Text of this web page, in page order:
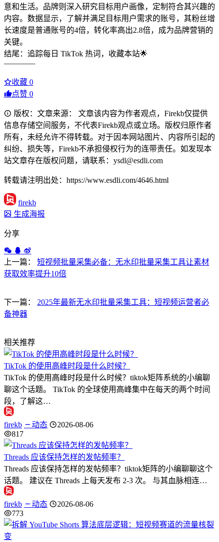
意和生活。品牌则深入研究目标用户画像，定制符合其兴趣的
内容。数据显示，了解并满足目标用户需求的账号，其粉丝增
长速度是普通账号的4倍，转化率高出2.8倍，成为品牌营销的
关键。
结尾：追踪每日 TikTok 热词，收藏本站🌟
————
收藏 0
点赞 0
版权：文章来源： 文章该内容为作者观点，Firekb仅提供
信息存储空间服务，不代表Firekb观点或立场。版权归原作者
所有，未经允许不得转载。对于因本网站图片、内容所引起的
纠纷、损失等，Firekb不承担侵权行为的连带责任。如发现本
站文章存在版权问题，请联系：ysdl@esdli.com
转载请注明出处：https://www.esdli.com/4646.html
firekb
生成海报
分享
上一篇：
短视频批量采集必备：无水印批量采集工具让素材
获取效率提升10倍
下一篇：
2025年最新无水印批量采集工具：短视频运营者必
备神器
相关推荐
TikTok 的使用高峰时段是什么时候？
TikTok 的使用高峰时段是什么时候？tiktok矩阵系统的小编聊
聊这个话题。 TikTok 的全球使用高峰集中在每天的两个时间
段，了解这…
firekb 动态
2026-08-06
817
Threads 应该保持怎样的发帖频率？
Threads 应该保持怎样的发帖频率？tiktok矩阵的小编聊聊这个
话题。 建议在 Threads 上每天发布 2-3 次。 与其血脉相连…
firekb 动态
2026-08-06
773